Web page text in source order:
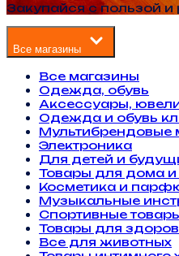
Закупайся с пользой
Все магазины
Все магазины
Одежда, обувь
Аксессуары,
Одежда и обувь
Мультибрендовые
Электроника
Для детей и
Товары для дома
Косметика и
Музыкальные
Спортивные
Товары для
Все для животных